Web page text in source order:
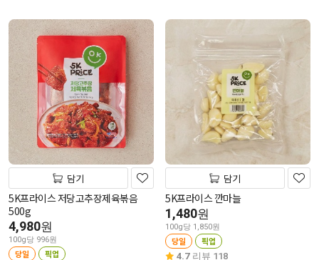
담기
5K프라이스 저당고추장제육볶음
500g
4,980원
100g당 996원
당일 픽업
담기
5K프라이스 깐마늘
1,480원
100g당 1,850원
당일 픽업
4.7 리뷰 118